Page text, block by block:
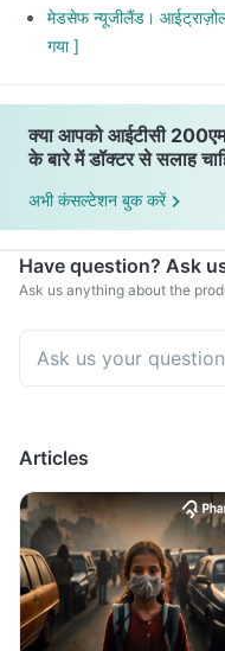
मेडसेफ न्यूजीलैंड।
गया ]
क्या आपको आईटीसी
के बारे में डॉक्टर से सलाह
अभी कंसल्टेशन बुक करें
Have question? Ask
Ask us anything about the
Articles